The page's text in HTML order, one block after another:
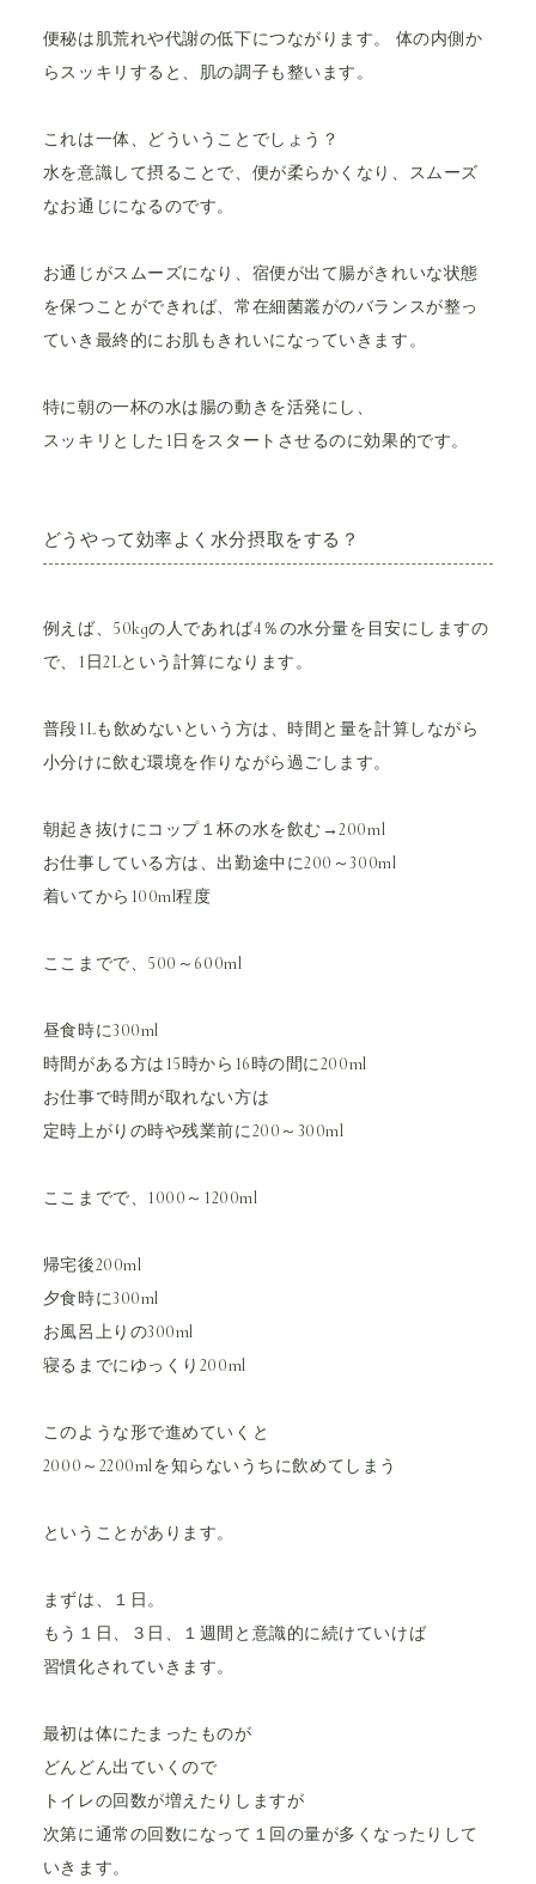
便秘は肌荒れや代謝の低下につながります。 体の内側か
らスッキリすると、肌の調子も整います。
これは一体、どういうことでしょう？
水を意識して摂ることで、便が柔らかくなり、スムーズ
なお通じになるのです。
お通じがスムーズになり、宿便が出て腸がきれいな状態
を保つことができれば、常在細菌叢がのバランスが整っ
ていき最終的にお肌もきれいになっていきます。
特に朝の一杯の水は腸の動きを活発にし、
スッキリとした1日をスタートさせるのに効果的です。
どうやって効率よく水分摂取をする？
例えば、50kgの人であれば4％の水分量を目安にしますの
で、1日2Lという計算になります。
普段1Lも飲めないという方は、時間と量を計算しながら
小分けに飲む環境を作りながら過ごします。
朝起き抜けにコップ１杯の水を飲む→200ml
お仕事している方は、出勤途中に200～300ml
着いてから100ml程度
ここまでで、500～600ml
昼食時に300ml
時間がある方は15時から16時の間に200ml
お仕事で時間が取れない方は
定時上がりの時や残業前に200～300ml
ここまでで、1000～1200ml
帰宅後200ml
夕食時に300ml
お風呂上りの300ml
寝るまでにゆっくり200ml
このような形で進めていくと
2000～2200mlを知らないうちに飲めてしまう
ということがあります。
まずは、１日。
もう１日、３日、１週間と意識的に続けていけば
習慣化されていきます。
最初は体にたまったものが
どんどん出ていくので
トイレの回数が増えたりしますが
次第に通常の回数になって１回の量が多くなったりして
いきます。